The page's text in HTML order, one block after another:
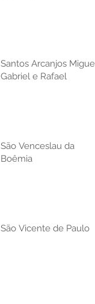
Santos Arcanjos Miguel,
Gabriel e Rafael
São Venceslau da
Boêmia
São Vicente de Paulo